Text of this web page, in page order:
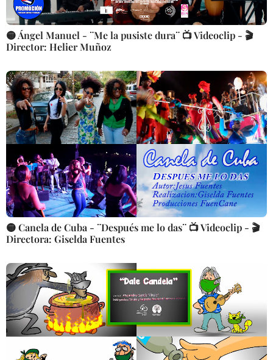
🟡 Ángel Manuel - ¨Me la pusiste dura¨ 📺 Videoclip - 🎬
Director: Helier Muñoz
🟡 Canela de Cuba - ¨Después me lo das¨ 📺 Videoclip - 🎬
Directora: Giselda Fuentes